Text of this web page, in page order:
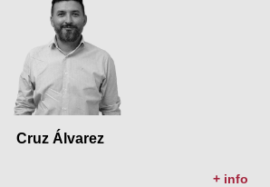
Cruz Álvarez
+ info